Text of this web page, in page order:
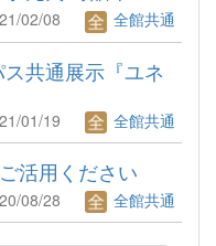
02/08 全館共通
ス共通展示『ユネ
01/19 全館共通
活用ください
08/28 全館共通